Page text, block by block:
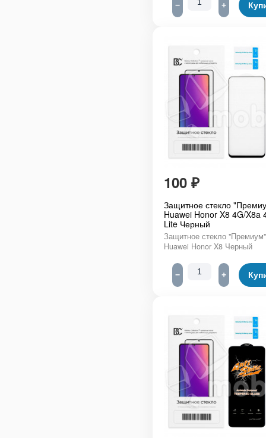
− +
100 ₽
Защитное стекло
Huawei Honor X8 4G/X8a
Lite Черный
Защитное стекло
Huawei Honor X8 Черный
− +